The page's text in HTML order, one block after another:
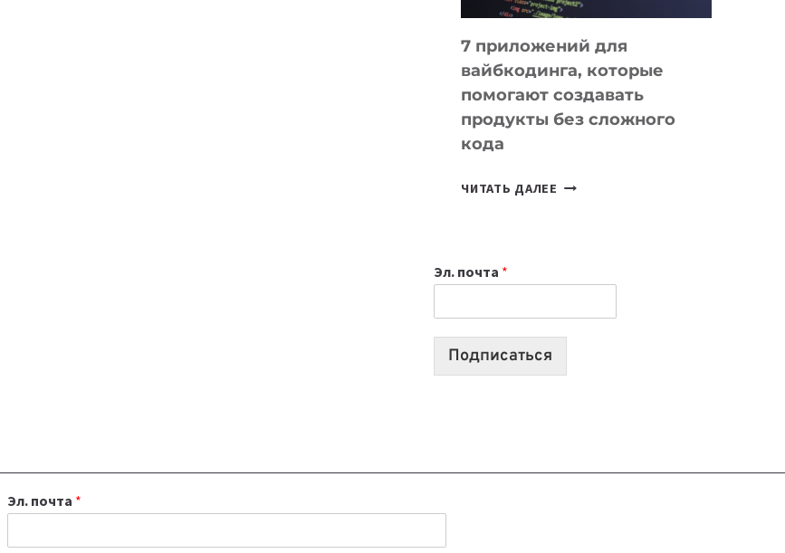
7 приложений для
вайбкодинга, которые
помогают создавать
продукты без сложного
кода
ЧИТАТЬ ДАЛЕЕ
СОЗДАВАТЬ
ПРОДУКТЫ
Эл. почта *
Подписаться
Эл. почта *